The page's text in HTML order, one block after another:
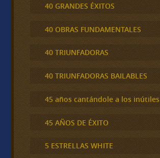
40 GRANDES ÉXITOS
40 OBRAS FUNDAMENTALES
40 TRIUNFADORAS
40 TRIUNFADORAS BAILABLES
45 años cantándole a los inútiles
45 AÑOS DE ÉXITO
5 ESTRELLAS WHITE